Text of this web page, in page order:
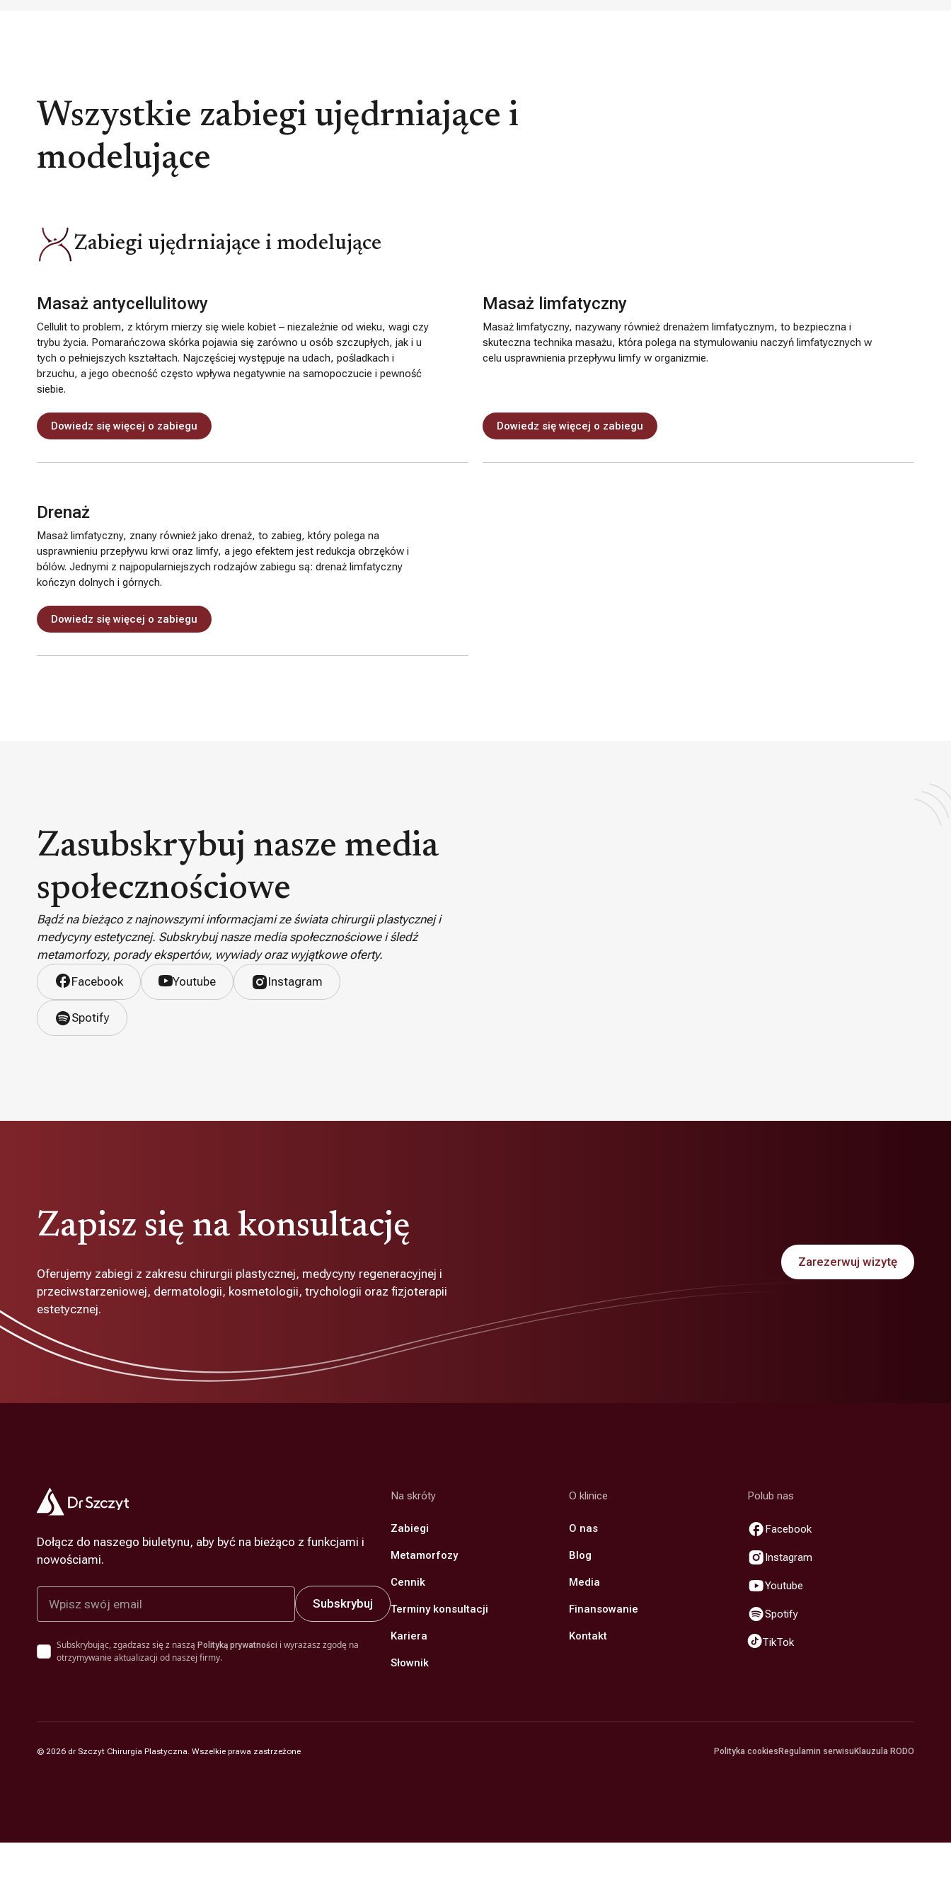
Wszystkie zabiegi ujędrniające i
modelujące
Zabiegi ujędrniające i modelujące
Masaż antycellulitowy
Cellulit to problem, z którym mierzy się wiele kobiet – niezależnie od wieku, wagi czy
trybu życia. Pomarańczowa skórka pojawia się zarówno u osób szczupłych, jak i u
tych o pełniejszych kształtach. Najczęściej występuje na udach, pośladkach i
brzuchu, a jego obecność często wpływa negatywnie na samopoczucie i pewność
siebie.
Dowiedz się więcej o zabiegu
Masaż limfatyczny
Masaż limfatyczny, nazywany również drenażem limfatycznym, to bezpieczna i
skuteczna technika masażu, która polega na stymulowaniu naczyń limfatycznych w
celu usprawnienia przepływu limfy w organizmie.
Dowiedz się więcej o zabiegu
Drenaż
Masaż limfatyczny, znany również jako drenaż, to zabieg, który polega na
usprawnieniu przepływu krwi oraz limfy, a jego efektem jest redukcja obrzęków i
bólów. Jednymi z najpopularniejszych rodzajów zabiegu są: drenaż limfatyczny
kończyn dolnych i górnych.
Dowiedz się więcej o zabiegu
Zasubskrybuj nasze media
społecznościowe
Bądź na bieżąco z najnowszymi informacjami ze świata chirurgii plastycznej i
medycyny estetycznej. Subskrybuj nasze media społecznościowe i śledź
metamorfozy, porady ekspertów, wywiady oraz wyjątkowe oferty.
Facebook
Youtube Instagram
Spotify
Zapisz się na konsultację
Oferujemy zabiegi z zakresu chirurgii plastycznej, medycyny regeneracyjnej i
przeciwstarzeniowej, dermatologii, kosmetologii, trychologii oraz fizjoterapii
estetycznej.
Zarezerwuj wizytę
Dołącz do naszego biuletynu, aby być na bieżąco z funkcjami i
nowościami.
Subskrybując, zgadzasz się z naszą Polityką prywatności i wyrażasz zgodę na
otrzymywanie aktualizacji od naszej firmy.
Na skróty
Zabiegi
Metamorfozy
Cennik
Terminy konsultacji
Kariera
Słownik
O klinice
O nas
Blog
Media
Finansowanie
Kontakt
Polub nas
Facebook
Instagram
Youtube
Spotify
TikTok
© 2026 dr Szczyt Chirurgia Plastyczna. Wszelkie prawa zastrzeżone Polityka cookies Regulamin serwisu Klauzula RODO